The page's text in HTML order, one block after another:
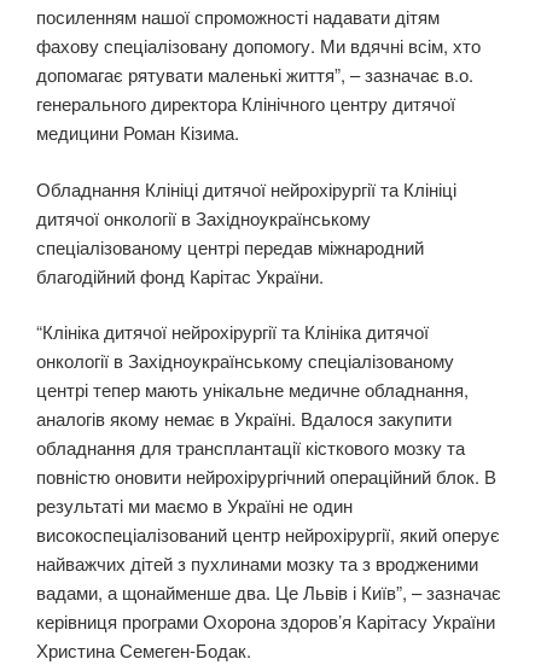
посиленням нашої спроможності надавати дітям
фахову спеціалізовану допомогу. Ми вдячні всім, хто
допомагає рятувати маленькі життя”, – зазначає в.о.
генерального директора Клінічного центру дитячої
медицини Роман Кізима.
Обладнання Клініці дитячої нейрохірургії та Клініці
дитячої онкології в Західноукраїнському
спеціалізованому центрі передав міжнародний
благодійний фонд Карітас України.
“Клініка дитячої нейрохірургії та Клініка дитячої
онкології в Західноукраїнському спеціалізованому
центрі тепер мають унікальне медичне обладнання,
аналогів якому немає в Україні. Вдалося закупити
обладнання для трансплантації кісткового мозку та
повністю оновити нейрохірургічний операційний блок. В
результаті ми маємо в Україні не один
високоспеціалізований центр нейрохірургії, який оперує
найважчих дітей з пухлинами мозку та з вродженими
вадами, а щонайменше два. Це Львів і Київ”, – зазначає
керівниця програми Охорона здоров’я Карітасу України
Христина Семеген-Бодак.